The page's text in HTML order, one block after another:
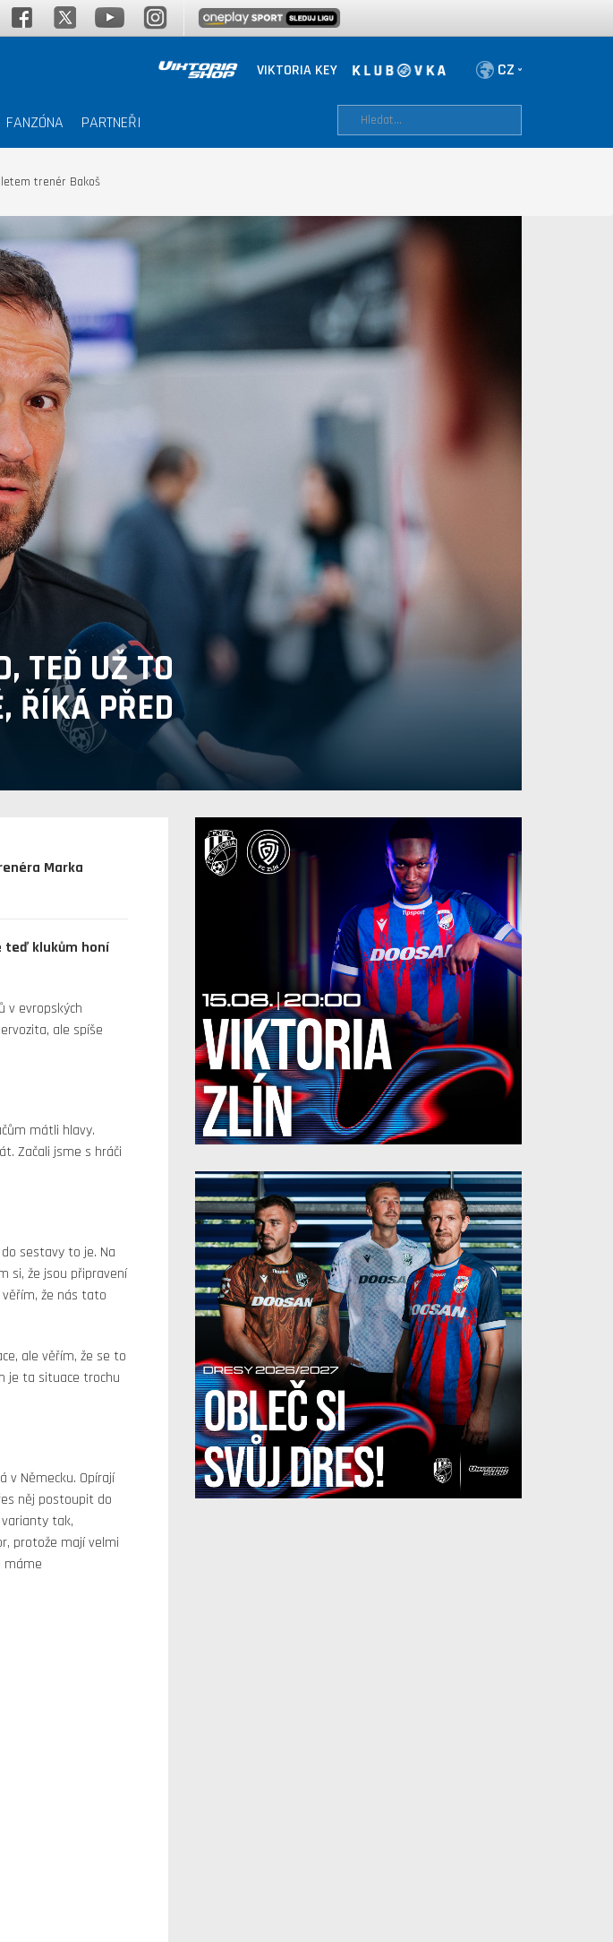
VIKTORIA KEY
FANZÓNA PARTNEŘI
trenér Bakoš
TEĎ UŽ TO
ŘÍKÁ PŘED
Marka
teď klukům honí
v evropských
ale spíše
mátli hlavy.
Začali jsme s hráči
sestavy to je. Na
si, že jsou připravení
že nás tato
ale věřím, že se to
je ta situace trochu
v Německu. Opírají
něj postoupit do
tak,
protože mají velmi
máme